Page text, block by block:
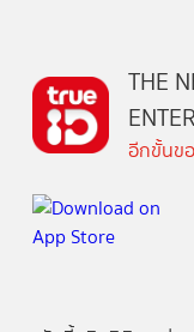
THE
อีกขั้นข